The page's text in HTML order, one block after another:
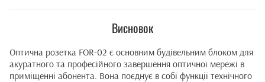
Висновок
Оптична розетка FOR-02 є основним будівельним блоком для
акуратного та професійного завершення оптичної мережі в
приміщенні абонента. Вона поєднує в собі функції технічного